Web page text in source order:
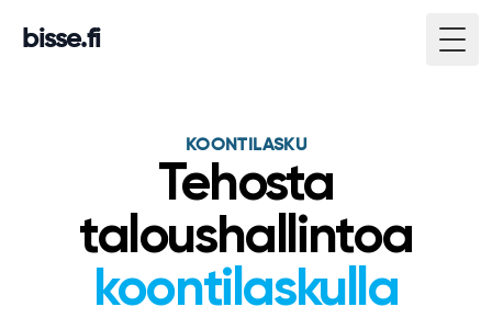
bisse.fi
KOONTILASKU
Tehosta
taloushallintoa
koontilaskulla